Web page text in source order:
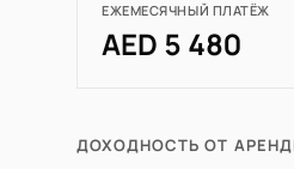
ЕЖЕМЕСЯЧНЫЙ ПЛАТЁЖ
AED 5 480
ДОХОДНОСТЬ ОТ